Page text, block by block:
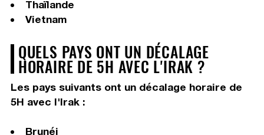
Thaïlande
Vietnam
QUELS PAYS ONT UN DÉCALAGE
HORAIRE DE 5H AVEC L'IRAK ?
Les pays suivants ont un décalage horaire de
5H avec l'Irak :
Brunéi